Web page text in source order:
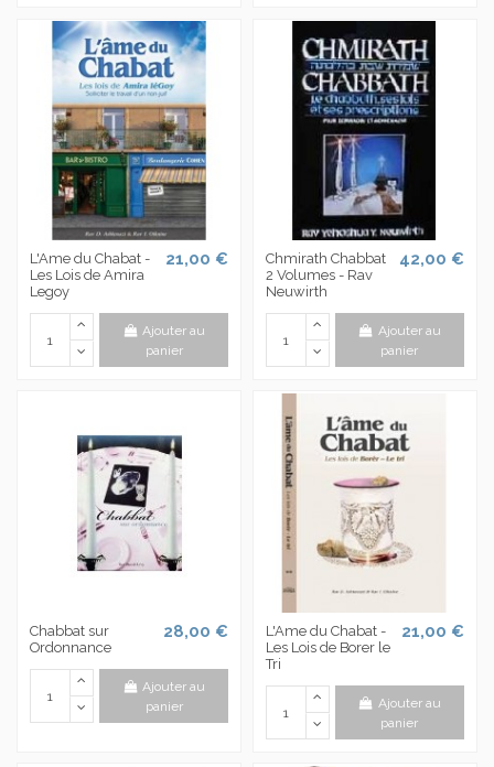
L'Ame du Chabat -
Les Lois de Amira
Legoy
21,00 €
Ajouter au
panier
Chmirath Chabbat
2 Volumes - Rav
Neuwirth
42,00 €
Ajouter au
panier
Chabbat sur
Ordonnance
28,00 €
Ajouter au
panier
L'Ame du Chabat -
Les Lois de Borer le
Tri
21,00 €
Ajouter au
panier